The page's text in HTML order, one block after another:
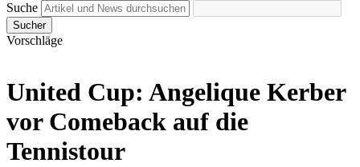
Suche
Sucher
Vorschläge
United Cup: Angelique Kerber
vor Comeback auf die
Tennistour